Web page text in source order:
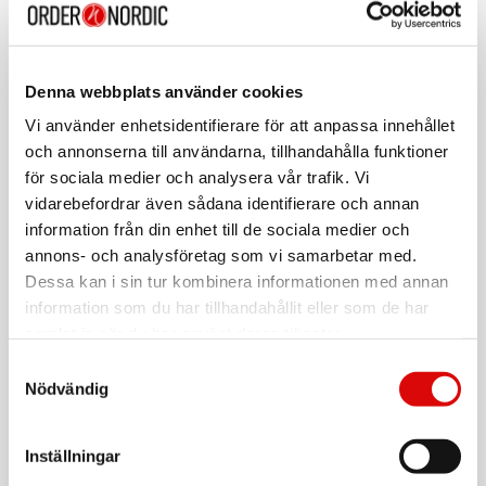
Denna webbplats använder cookies
Vi använder enhetsidentifierare för att anpassa innehållet
och annonserna till användarna, tillhandahålla funktioner
för sociala medier och analysera vår trafik. Vi
vidarebefordrar även sådana identifierare och annan
information från din enhet till de sociala medier och
annons- och analysföretag som vi samarbetar med.
Dessa kan i sin tur kombinera informationen med annan
information som du har tillhandahållit eller som de har
Nödvändig
Inställningar
SWIFFER
A14526
669320
Rek: 119,00 kr
SWIFFER
Startkit 1 Rengöringsmopp +6st fuktiga
Art nr:
A14522
655996
Rek: 169,00 kr
Rek: 79,90 kr